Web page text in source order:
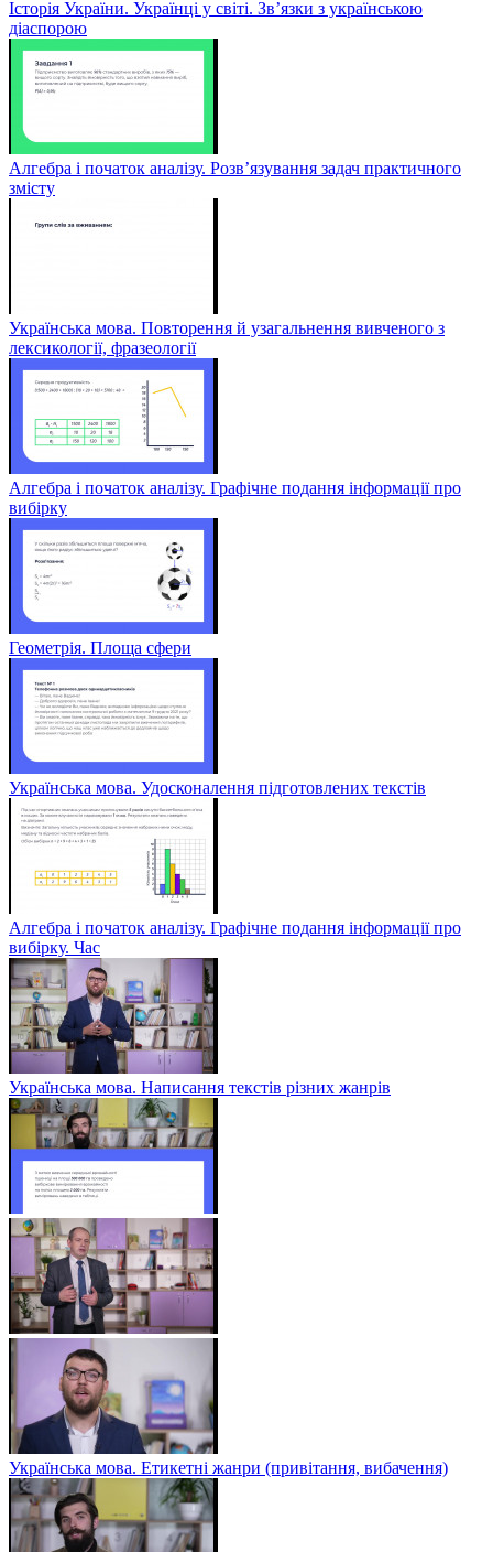
Історія України. Українці у світі. Зв’язки з українською
діаспорою
Алгебра і початок аналізу. Розв’язування задач практичного
змісту
Українська мова. Повторення й узагальнення вивченого з
лексикології, фразеології
Алгебра і початок аналізу. Графічне подання інформації про
вибірку
Геометрія. Площа сфери
Українська мова. Удосконалення підготовлених текстів
Алгебра і початок аналізу. Графічне подання інформації про
вибірку. Час
Українська мова. Написання текстів різних жанрів
Українська мова. Етикетні жанри (привітання, вибачення)